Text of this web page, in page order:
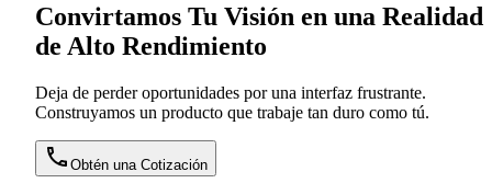
Convirtamos Tu Visión en una Realidad
de Alto Rendimiento
Deja de perder oportunidades por una interfaz frustrante.
Construyamos un producto que trabaje tan duro como tú.
Obtén una Cotización